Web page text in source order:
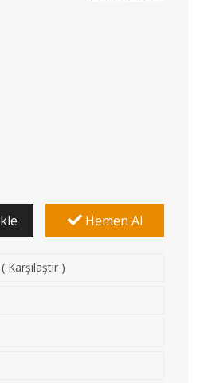
Hemen Al
( Karşılaştır )